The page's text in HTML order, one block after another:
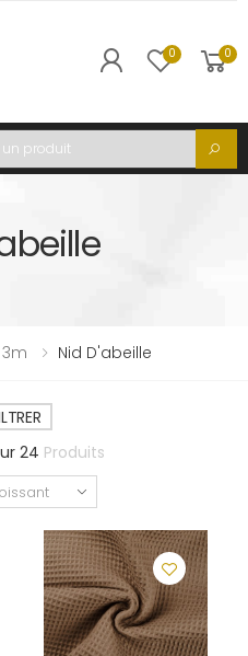
0 0
Nid D'abeille
24 Produits